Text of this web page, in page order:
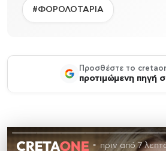
#ΦΟΡΟΛΟΤΑΡΙΑ
Προσθέστε το
προτιμώμενη πηγή
πριν από 7